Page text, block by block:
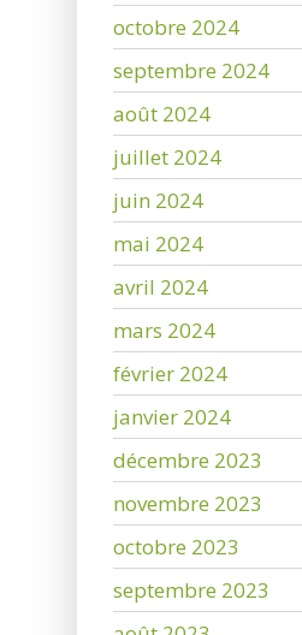
octobre 2024
septembre 2024
août 2024
juillet 2024
juin 2024
mai 2024
avril 2024
mars 2024
février 2024
janvier 2024
décembre 2023
novembre 2023
octobre 2023
septembre 2023